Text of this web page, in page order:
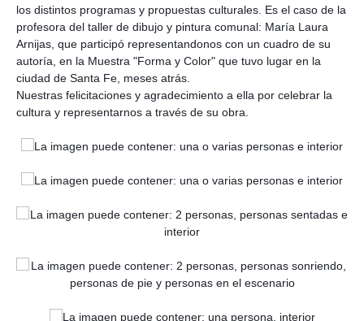
los distintos programas y propuestas culturales. Es el caso de la
profesora del taller de dibujo y pintura comunal: María Laura
Arnijas, que participó representandonos con un cuadro de su
autoría, en la Muestra "Forma y Color" que tuvo lugar en la
ciudad de Santa Fe, meses atrás.
Nuestras felicitaciones y agradecimiento a ella por celebrar la
cultura y representarnos a través de su obra.